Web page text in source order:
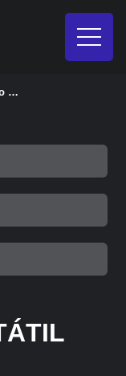
valor piso tátil